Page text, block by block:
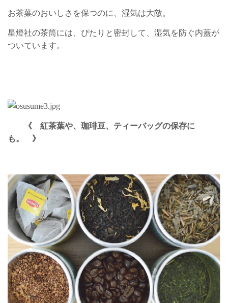
お茶葉のおいしさを保つのに、湿気は大敵。
星燈社の茶筒には、ぴたりと密封して、湿気を防ぐ内蓋が
ついています。
《
紅茶葉や、珈琲豆、ティーバッグの保存に
も。 》